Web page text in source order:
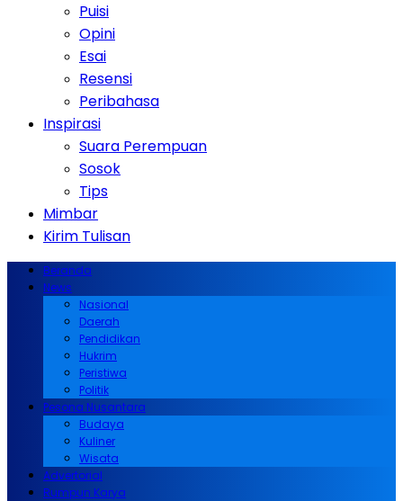
Puisi
Opini
Esai
Resensi
Peribahasa
Inspirasi
Suara Perempuan
Sosok
Tips
Mimbar
Kirim Tulisan
Beranda
News
Nasional
Daerah
Pendidikan
Hukrim
Peristiwa
Politik
Pesona Nusantara
Budaya
Kuliner
Wisata
Advertorial
Rumpun Karya